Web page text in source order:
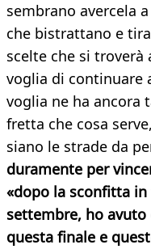
sembrano avercela
che bistrattano e
scelte che si troverà
voglia di continuare
voglia ne ha ancora
fretta che cosa
siano le strade da
duramente per
«dopo la sconfitta
settembre, ho
questa finale e